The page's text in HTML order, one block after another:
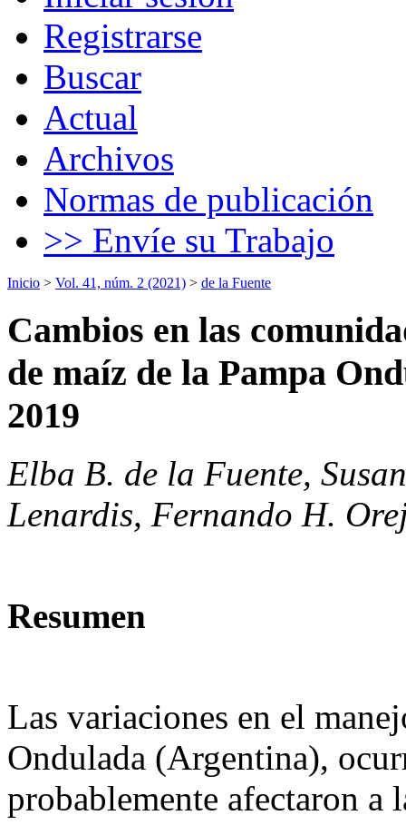
Registrarse
Buscar
Actual
Archivos
Normas de publicación
>> Envíe su Trabajo
Inicio > Vol. 41, núm. 2 (2021) > de la Fuente
Cambios en las
de maíz de la Pampa
2019
Elba B. de la Fuente,
Lenardis, Fernando H.
Resumen
Las variaciones en el
Ondulada (Argentina),
probablemente afectaron a